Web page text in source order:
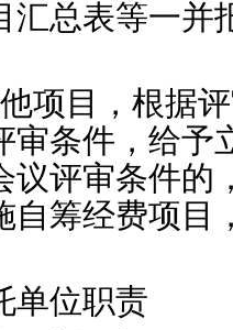
汇总表等一并
他项目，根据
审条件，给予
议评审条件的
自筹经费项目
单位职责